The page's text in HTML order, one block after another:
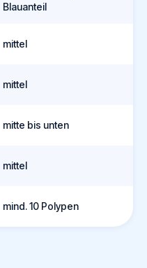
Blauanteil
mittel
mittel
mitte bis unten
mittel
mind. 10 Polypen